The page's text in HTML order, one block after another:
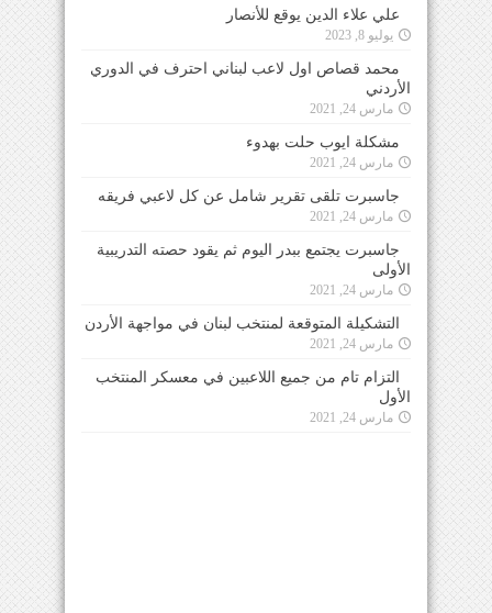
علي علاء الدين يوقع للأنصار
يوليو 8, 2023
محمد قصاص اول لاعب لبناني احترف في الدوري
الأردني
مارس 24, 2021
مشكلة ايوب حلت بهدوء
مارس 24, 2021
جاسبرت تلقى تقرير شامل عن كل لاعبي فريقه
مارس 24, 2021
جاسبرت يجتمع ببدر اليوم ثم يقود حصته التدريبية
الأولى
مارس 24, 2021
التشكيلة المتوقعة لمنتخب لبنان في مواجهة الأردن
مارس 24, 2021
التزام تام من جميع اللاعبين في معسكر المنتخب
الأول
مارس 24, 2021